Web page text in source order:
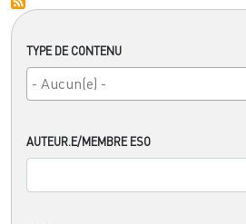
TYPE DE CONTENU
AUTEUR.E/MEMBRE ESO